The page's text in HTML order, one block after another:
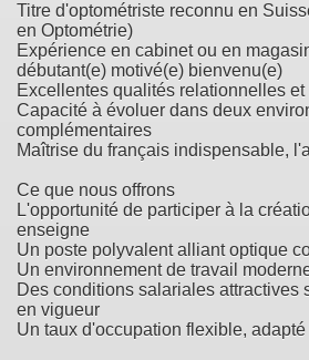
Titre d'optométriste reconnu en
en Optométrie)
Expérience en cabinet ou en
débutant(e) motivé(e) bienvenu(e)
Excellentes qualités relationnelles
Capacité à évoluer dans deux
complémentaires
Maîtrise du français indispensable,
Ce que nous offrons
L'opportunité de participer à la
enseigne
Un poste polyvalent alliant optique
Un environnement de travail
Des conditions salariales attractives
en vigueur
Un taux d'occupation flexible,